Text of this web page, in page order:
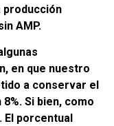
producción
AMP.
en que nuestro
a conservar el
Si bien, como
porcentual